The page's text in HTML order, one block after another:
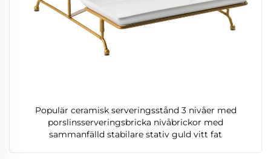
Populär ceramisk serveringsstånd 3 nivåer med
porslinsserveringsbricka nivåbrickor med
sammanfälld stabilare stativ guld vitt fat